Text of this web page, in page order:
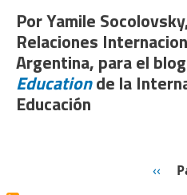
Por Yamile
Relaciones
Argentina, para el blog
Educationde la
Educación
‹‹